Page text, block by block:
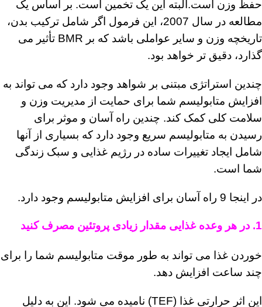
حفظ وزن است.البته این یک تخمین است. بر اساس یک
مطالعه در سال 2007، این فرمول اگر شامل ترکیب بدن،
تاریخچه وزن و سایر عواملی باشد که بر BMR تأثیر می
گذارد، دقیق تر خواهد بود.
چندین استراتژی مبتنی بر شواهد وجود دارد که می تواند به
افزایش متابولیسم شما برای حمایت از مدیریت وزن و
سلامت کلی کمک کند. چندین راه آسان و موثر برای
رسیدن به متابولیسم سریع وجود دارد که بسیاری از آنها
شامل ایجاد تغییرات ساده در رژیم غذایی و سبک زندگی
شما است.
در اینجا 9 راه آسان برای افزایش متابولیسم وجود دارد.
1. در هر وعده غذایی مقدار زیادی پروتئین مصرف کنید
خوردن غذا می تواند به طور موقت متابولیسم شما را برای
چند ساعت افزایش دهد.
این اثر حرارتی غذا (TEF) نامیده می شود. این به دلیل